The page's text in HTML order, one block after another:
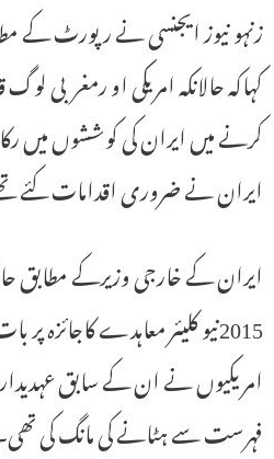
زنہو نیوز ایجنسی نے رپورٹ کے
کہاکہ حالانکہ امریکی او رمغربی
کرنے میں ایران کی کوششوں میں
ایران نے ضروری اقدامات کئے
ایران کے خارجی وزیرکے
2015نیو کلیئر معاہدے
امریکیوں نے ان کے سابق
فہرست سے ہٹانے کی مانگ کی